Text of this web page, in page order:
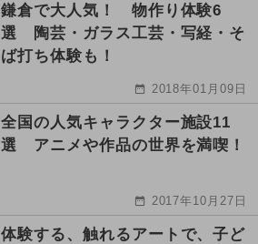
鎌倉で大人気！ 物作り体験6
選 陶芸・ガラス工芸・写経・そ
ば打ち体験も！
2018年01月09日
全国の人気キャラクター施設11
選 アニメや作品の世界を満喫！
2017年10月27日
体験する、触れるアートで、子ど